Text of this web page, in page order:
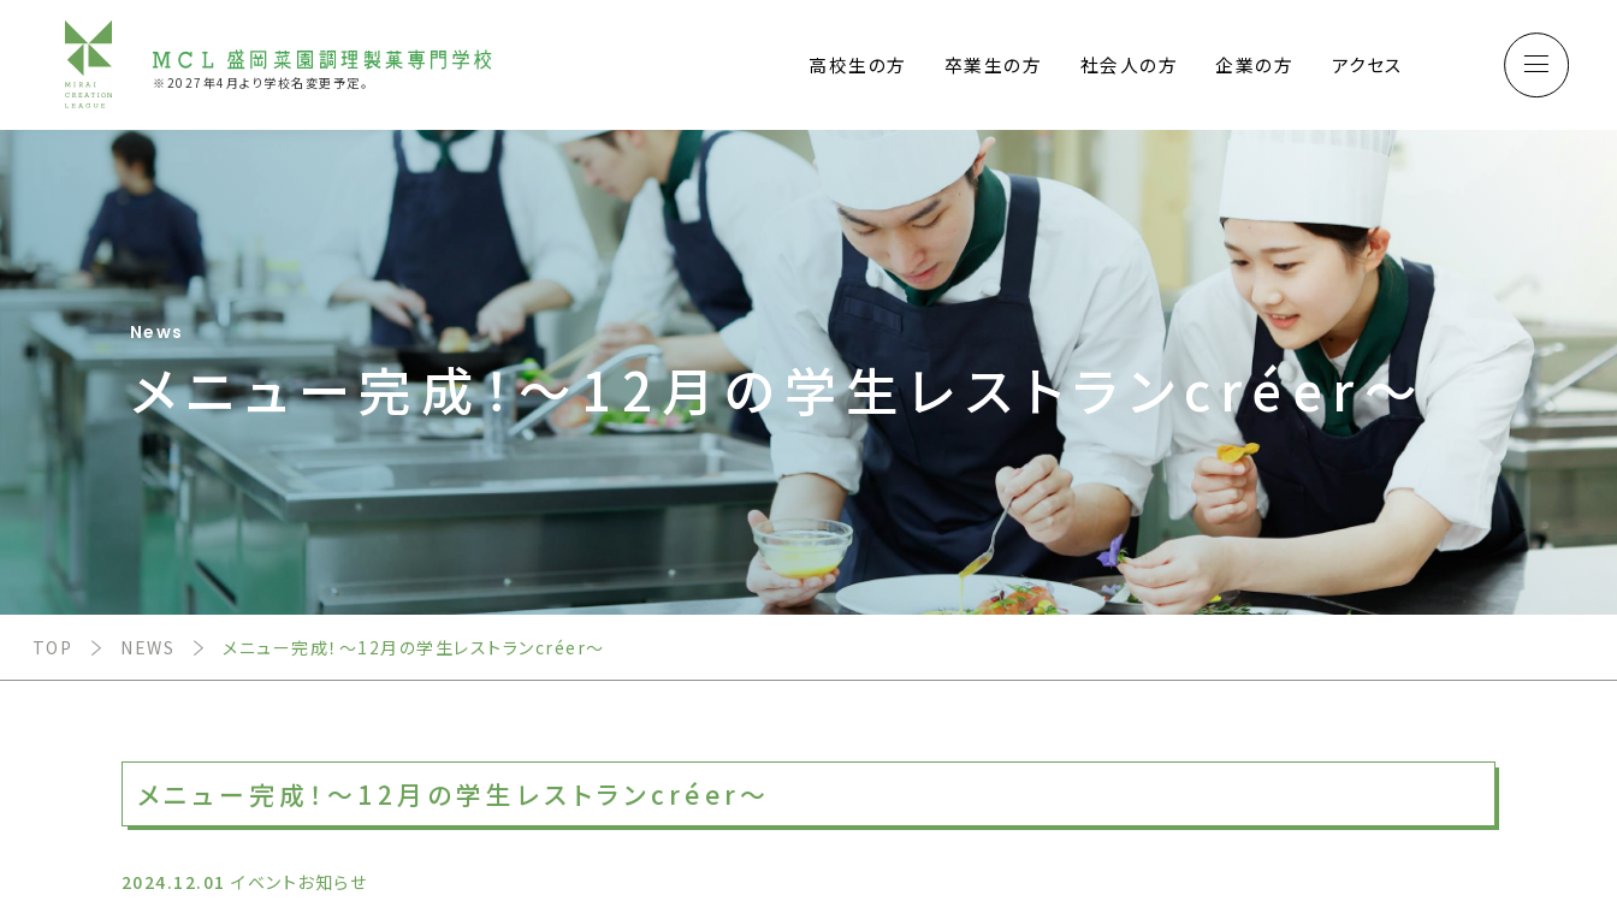
※2027年4月より学校名変更予定。
高校生の方 卒業生の方 社会人の方 企業の方 アクセス
News
メニュー完成！～12月の学生レストランcréer～
TOP NEWS メニュー完成！～12月の学生レストランcréer～
メニュー完成！～12月の学生レストランcréer～
2024.12.01イベントお知らせ